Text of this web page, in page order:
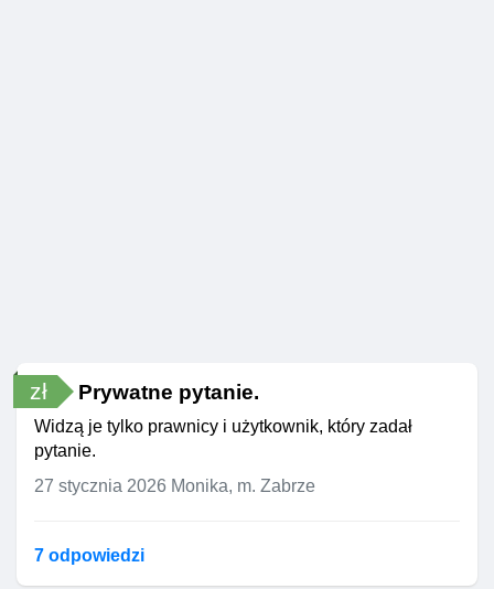
zł Prywatne pytanie.
Widzą je tylko prawnicy i użytkownik, który zadał
pytanie.
27 stycznia 2026 Monika, m. Zabrze
7 odpowiedzi